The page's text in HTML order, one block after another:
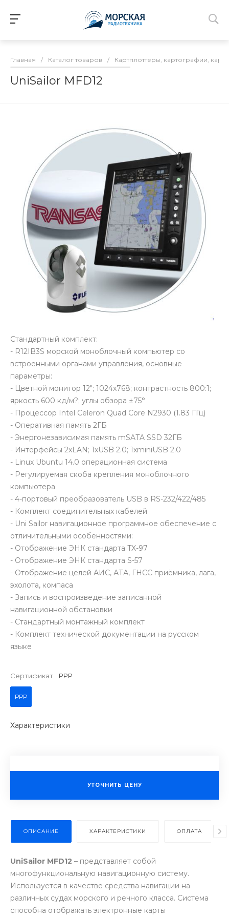
Главная / Каталог товаров / Картплоттеры, картографии,
UniSailor MFD12
Стандартный комплект:
- R12IB3S морской моноблочный компьютер со
встроенными органами управления, основные
параметры:
- Цветной монитор 12"; 1024х768; контрастность 800:1;
яркость 600 кд/м?; углы обзора ±75°
- Процессор Intel Celeron Quad Core N2930 (1.83 ГГц)
- Оперативная память 2ГБ
- Энергонезависимая память mSATA SSD 32ГБ
- Интерфейсы 2xLAN; 1xUSB 2.0; 1xminiUSB 2.0
- Linux Ubuntu 14.0 операционная система
- Регулируемая скоба крепления моноблочного
компьютера
- 4-портовый преобразователь USB в RS-232/422/485
- Комплект соединительных кабелей
- Uni Sailor навигационное программное обеспечение c
отличительными особенностями:
- Отображение ЭНК стандарта TX-97
- Отображение ЭНК стандарта S-57
- Отображение целей АИС, АТА, ГНСС приёмника, лага,
эхолота, компаса
- Запись и воспроизведение записанной
навигационной обстановки
- Стандартный монтажный комплект
- Комплект технической документации на русском
языке
Сертификат РРР
РРР
Характеристики
УТОЧНИТЬ ЦЕНУ
ОПИСАНИЕ ХАРАКТЕРИСТИКИ ОПЛАТА
UniSailor MFD12 – представляет собой
многофункциональную навигационную систему.
Используется в качестве средства навигации на
различных судах морского и речного класса. Система
способна отображать электронные карты